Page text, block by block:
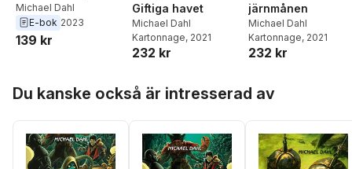
Michael Dahl
E-bok 2023
139 kr
Giftiga havet
Michael Dahl
Kartonnage, 2021
232 kr
järnmånen
Michael Dahl
Kartonnage, 2021
232 kr
Du kanske också är intresserad av